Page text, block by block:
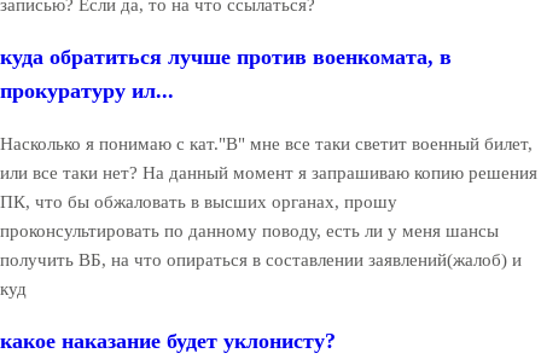
записью? Если да, то на что ссылаться?
куда обратиться лучше против военкомата, в
прокуратуру ил...
Насколько я понимаю с кат."В" мне все таки светит военный билет,
или все таки нет? На данный момент я запрашиваю копию решения
ПК, что бы обжаловать в высших органах, прошу
проконсультировать по данному поводу, есть ли у меня шансы
получить ВБ, на что опираться в составлении заявлений(жалоб) и
куд
какое наказание будет уклонисту?